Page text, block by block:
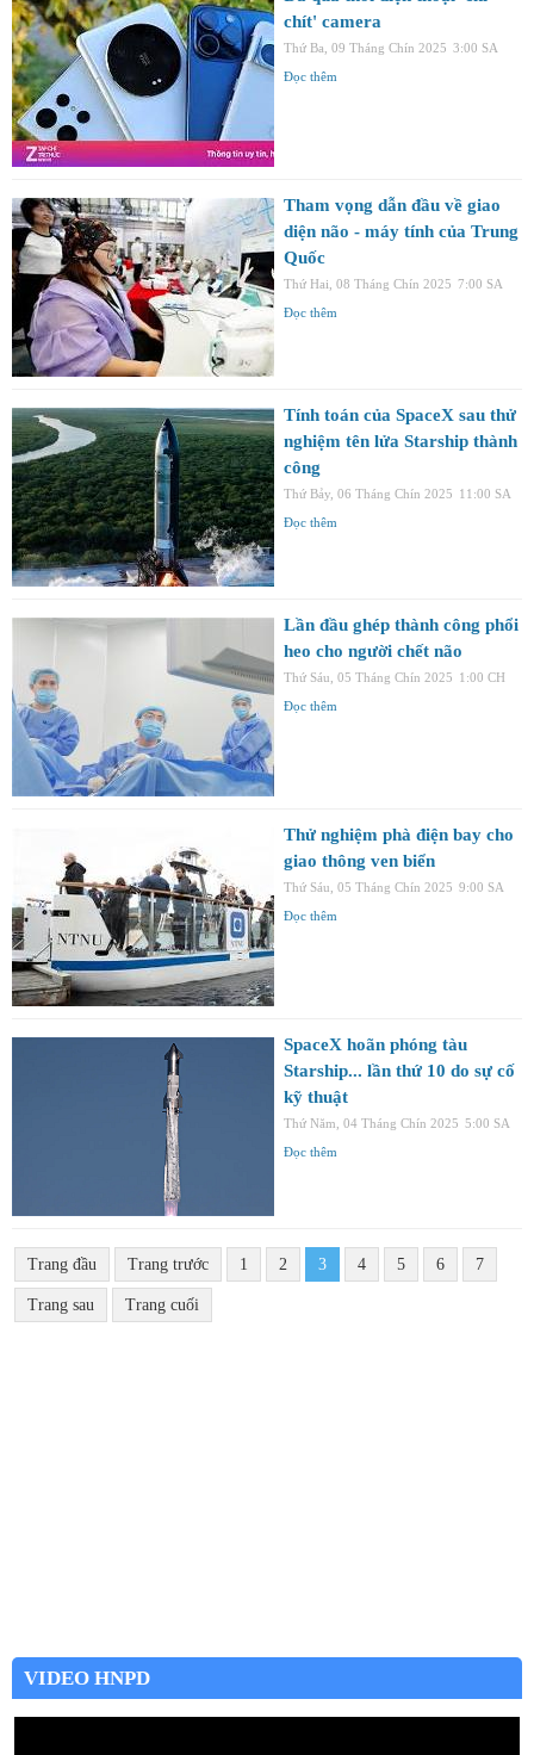
chít' camera
Thứ Ba, 09 Tháng Chín 2025 3:00 SA
Đọc thêm
Tham vọng dẫn đầu về giao
diện não - máy tính của Trung
Quốc
Thứ Hai, 08 Tháng Chín 2025 7:00 SA
Đọc thêm
Tính toán của SpaceX sau thử
nghiệm tên lửa Starship thành
công
Thứ Bảy, 06 Tháng Chín 2025 11:00 SA
Đọc thêm
Lần đầu ghép thành công phổi
heo cho người chết não
Thứ Sáu, 05 Tháng Chín 2025 1:00 CH
Đọc thêm
Thử nghiệm phà điện bay cho
giao thông ven biển
Thứ Sáu, 05 Tháng Chín 2025 9:00 SA
Đọc thêm
SpaceX hoãn phóng tàu
Starship... lần thứ 10 do sự cố
kỹ thuật
Thứ Năm, 04 Tháng Chín 2025 5:00 SA
Đọc thêm
Trang đầu Trang trước 1 2 3 4 5 6 7
Trang sau Trang cuối
VIDEO HNPD